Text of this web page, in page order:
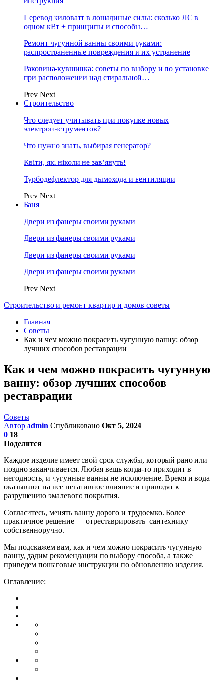
Перевод киловатт в лошадиные силы: сколько ЛС в
одном кВт + принципы и способы…
Ремонт чугунной ванны своими руками:
распространенные повреждения и их устранение
Раковина-кувшинка: советы по выбору и по установке
при расположении над стиральной…
Prev Next
Строительство
Что следует учитывать при покупке новых
электроинструментов?
Что нужно знать, выбирая генератор?
Квіти, які ніколи не зав’януть!
Турбодефлектор для дымохода и вентиляции
Prev Next
Баня
Двери из фанеры своими руками
Двери из фанеры своими руками
Двери из фанеры своими руками
Двери из фанеры своими руками
Prev Next
Строительство и ремонт квартир и домов советы
Главная
Советы
Как и чем можно покрасить чугунную ванну: обзор
лучших способов реставрации
Как и чем можно покрасить чугунную
ванну: обзор лучших способов
реставрации
Советы
Автор admin Опубликовано Окт 5, 2024
0 18
Поделится
Каждое изделие имеет свой срок службы, который рано или
поздно заканчивается. Любая вещь когда-то приходит в
негодность, и чугунные ванны не исключение. Время и вода
оказывают на нее негативное влияние и приводят к
разрушению эмалевого покрытия.
Согласитесь, менять ванну дорого и трудоемко. Более
практичное решение — отреставрировать сантехнику
собственноручно.
Мы подскажем вам, как и чем можно покрасить чугунную
ванну, дадим рекомендации по выбору способа, а также
приведем пошаговые инструкции по обновлению изделия.
Оглавление: